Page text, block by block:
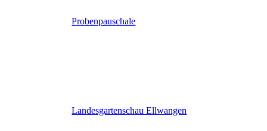
Probenpauschale
Landesgartenschau Ellwangen